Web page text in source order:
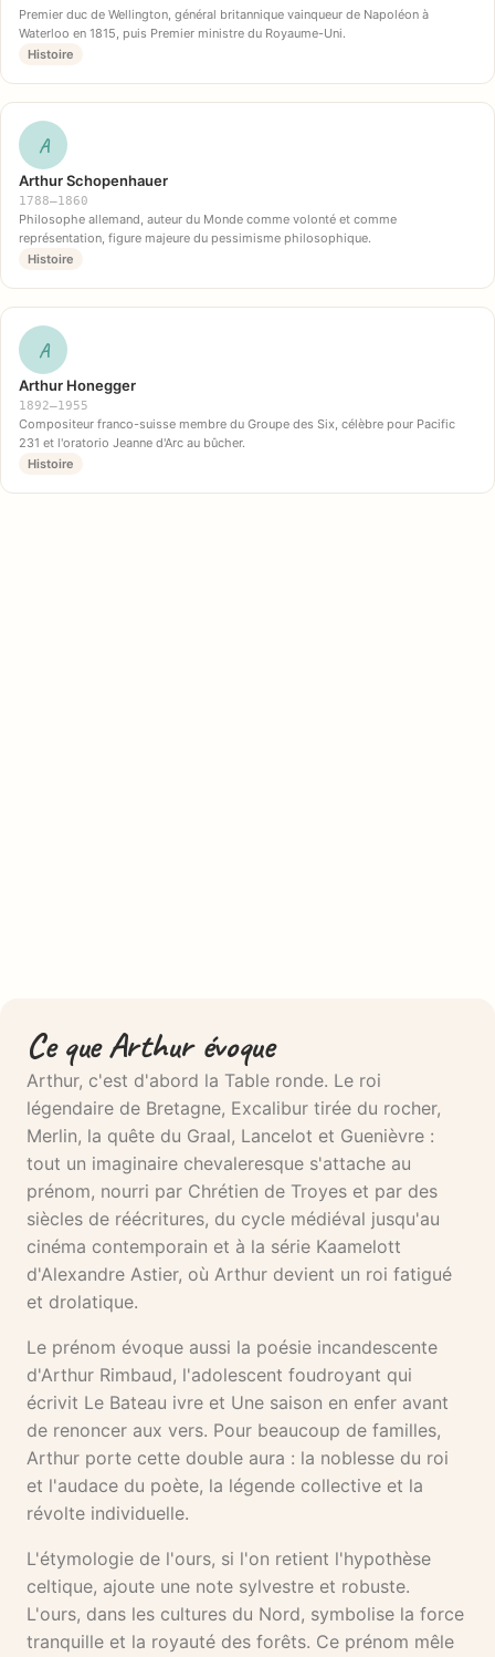
Premier duc de Wellington, général britannique vainqueur de Napoléon à
Waterloo en 1815, puis Premier ministre du Royaume-Uni.
Histoire
A
Arthur Schopenhauer
1788–1860
Philosophe allemand, auteur du Monde comme volonté et comme
représentation, figure majeure du pessimisme philosophique.
Histoire
A
Arthur Honegger
1892–1955
Compositeur franco-suisse membre du Groupe des Six, célèbre pour Pacific
231 et l'oratorio Jeanne d'Arc au bûcher.
Histoire
Ce que Arthur évoque
Arthur, c'est d'abord la Table ronde. Le roi
légendaire de Bretagne, Excalibur tirée du rocher,
Merlin, la quête du Graal, Lancelot et Guenièvre :
tout un imaginaire chevaleresque s'attache au
prénom, nourri par Chrétien de Troyes et par des
siècles de réécritures, du cycle médiéval jusqu'au
cinéma contemporain et à la série Kaamelott
d'Alexandre Astier, où Arthur devient un roi fatigué
et drolatique.
Le prénom évoque aussi la poésie incandescente
d'Arthur Rimbaud, l'adolescent foudroyant qui
écrivit Le Bateau ivre et Une saison en enfer avant
de renoncer aux vers. Pour beaucoup de familles,
Arthur porte cette double aura : la noblesse du roi
et l'audace du poète, la légende collective et la
révolte individuelle.
L'étymologie de l'ours, si l'on retient l'hypothèse
celtique, ajoute une note sylvestre et robuste.
L'ours, dans les cultures du Nord, symbolise la force
tranquille et la royauté des forêts. Ce prénom mêle